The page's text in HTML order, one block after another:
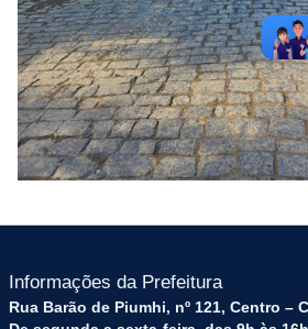
Informações da Prefeitura
Rua Barão de Piumhi, nº 121, Centro –